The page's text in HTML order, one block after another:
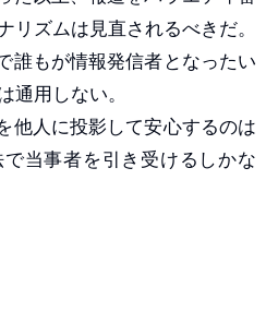
リズムは見直されるべきだ。
誰もが情報発信者となったい
通用しない。
他人に投影して安心するのは
当事者を引き受けるしかな